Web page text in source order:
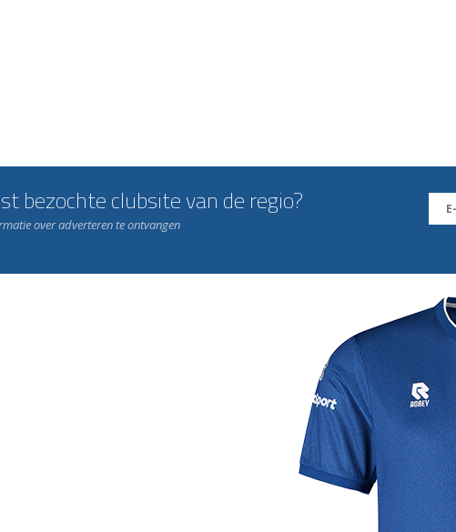
bezochte clubsite van de regio?
over adverteren te ontvangen